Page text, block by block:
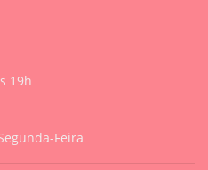
19h
Feira